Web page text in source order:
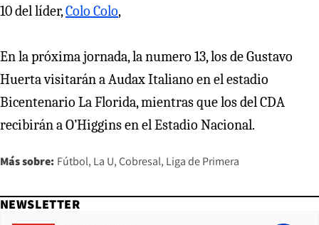
10 del líder,Colo Colo,
En la próxima jornada, la numero 13, los de Gustavo
Huerta visitarán a Audax Italiano en el estadio
Bicentenario La Florida, mientras que los del CDA
recibirán a O’Higgins en el Estadio Nacional.
Más sobre: Fútbol La U Cobresal Liga de Primera
NEWSLETTER